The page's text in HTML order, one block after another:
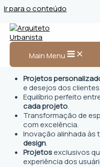
Ir para o conteúdo
Main Menu
Arquiteto
Bom
Projetos
e desejos dos clientes.
Equilíbrio perfeito
cada projeto.
Transformação de
com excelência.
Inovação alinhada às
design.
Projetosexclusivos
experiência dos